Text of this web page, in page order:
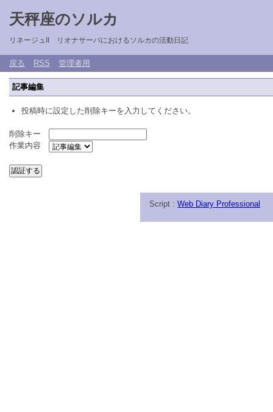
天秤座のソルカ
リネージュII リオナサーバにおけるソルカの活動日記
戻る RSS 管理者用
記事編集
投稿時に設定した削除キーを入力してください。
削除キー
作業内容
Script : Web Diary Professional